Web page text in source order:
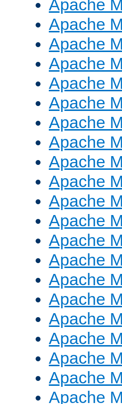
Apache
Apache
Apache
Apache
Apache
Apache
Apache
Apache
Apache
Apache
Apache
Apache
Apache
Apache
Apache
Apache
Apache
Apache
Apache
Apache
Apache